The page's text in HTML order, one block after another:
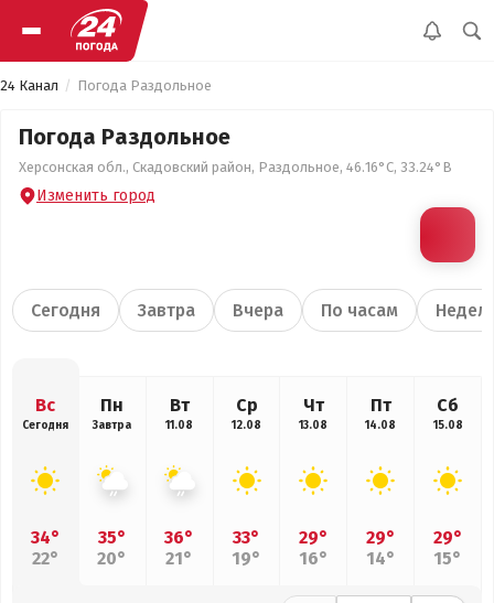
24 Канал Погода Раздольное
Погода Раздольное
Херсонская обл., Скадовский район, Раздольное, 46.16°С, 33.24°В
Изменить город
Сегодня Завтра Вчера По часам
Вс
Сегодня
34°
22°
Пн
Завтра
35°
20°
Вт
11.08
36°
21°
Ср
12.08
33°
19°
Чт
13.08
29°
16°
Пт
14.08
29°
14°
Сб
15.08
29°
15°